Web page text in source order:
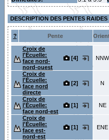
DESCRIPTION DES PENTES
? Pente
Croix de
l'Écuelle:
face nord-
nord-ouest
[4] NNW
Croix de
l'Écuelle:
face nord
directe
[2] N
Croix de
l'Écuelle:
face nord-est
[1] NE
Croix de
l'Écuelle:
face est-
nord-est
[1] ENE